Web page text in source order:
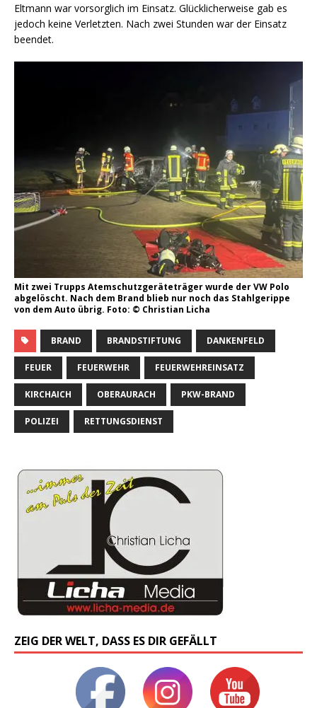
Eltmann war vorsorglich im Einsatz. Glücklicherweise gab es
jedoch keine Verletzten. Nach zwei Stunden war der Einsatz
beendet.
Mit zwei Trupps Atemschutzgeräteträger wurde der VW Polo
abgelöscht. Nach dem Brand blieb nur noch das Stahlgerippe
von dem Auto übrig. Foto: © Christian Licha
BRAND BRANDSTIFTUNG DANKENFELD
FEUER FEUERWEHR FEUERWEHREINSATZ
KIRCHAICH OBERAURACH PKW-BRAND
POLIZEI RETTUNGSDIENST
ZEIG DER WELT, DASS ES DIR GEFÄLLT